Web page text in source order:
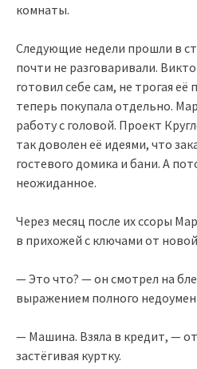
комнаты.
Следующие недели прошли в
почти не разговаривали.
готовил себе сам, не трогая
теперь покупала отдельно.
работу с головой. Проект
так доволен её идеями, что
гостевого домика и бани. А
неожиданное.
Через месяц после их ссоры
в прихожей с ключами от
— Это что? — он смотрел на
выражением полного
— Машина. Взяла в кредит, —
застёгивая куртку.